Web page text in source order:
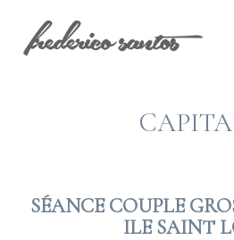
SÉANCE COUPLE
ILE SAINT